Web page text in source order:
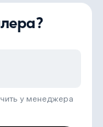
у менеджера